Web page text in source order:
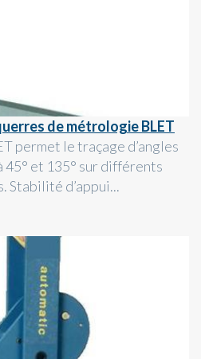
de métrologie BLET
permet le traçage d’angles
45° et 135° sur différents
Stabilité d’appui...